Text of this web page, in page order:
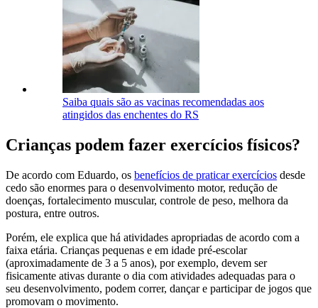
Saiba quais são as vacinas recomendadas aos
atingidos das enchentes do RS
Crianças podem fazer exercícios físicos?
De acordo com Eduardo, os benefícios de praticar exercícios desde
cedo são enormes para o desenvolvimento motor, redução de
doenças, fortalecimento muscular, controle de peso, melhora da
postura, entre outros.
Porém, ele explica que há atividades apropriadas de acordo com a
faixa etária. Crianças pequenas e em idade pré-escolar
(aproximadamente de 3 a 5 anos), por exemplo, devem ser
fisicamente ativas durante o dia com atividades adequadas para o
seu desenvolvimento, podem correr, dançar e participar de jogos que
promovam o movimento.